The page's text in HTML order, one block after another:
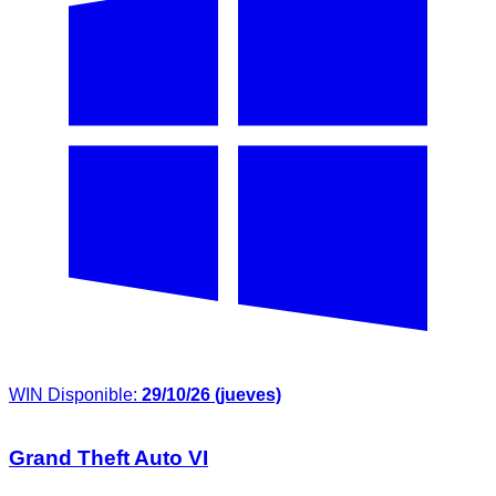
WIN Disponible: 29/10/26 (jueves)
Grand Theft Auto VI